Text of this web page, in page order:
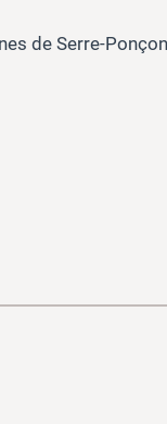
de Serre-